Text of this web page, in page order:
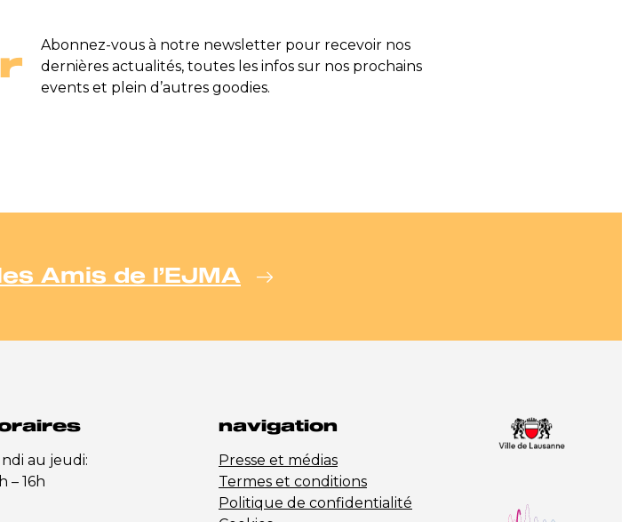
Abonnez-vous à notre newsletter pour recevoir nos
dernières actualités, toutes les infos sur nos prochains
events et plein d’autres goodies.
Amis de l’EJMA
au jeudi:
– 16h
navigation
Presse et médias
Termes et conditions
Politique de confidentialité